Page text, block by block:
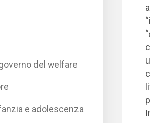
del welfare
e adolescenza